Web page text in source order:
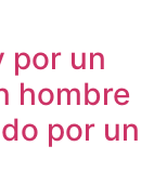
por un
hombre
por un